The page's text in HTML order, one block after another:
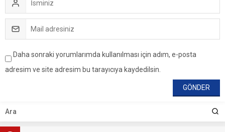
Daha sonraki yorumlarımda kullanılması için adım, e-posta
adresim ve site adresim bu tarayıcıya kaydedilsin.